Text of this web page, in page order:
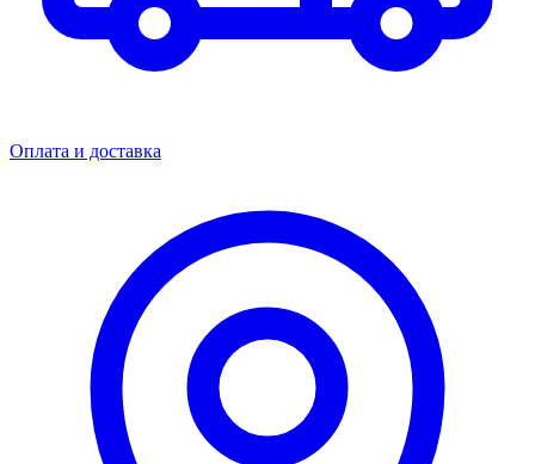
Оплата и доставка